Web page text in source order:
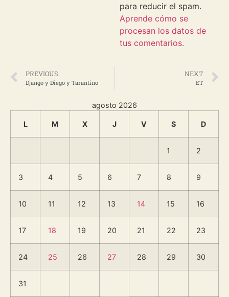
para reducir el spam.
Aprende cómo se
procesan los datos de
tus comentarios.
PREVIOUS
Django y Diego y Tarantino
NEXT
ET
agosto 2026
L M X J V S D
1 2
3 4 5 6 7 8 9
10 11 12 13 14 15 16
17 18 19 20 21 22 23
24 25 26 27 28 29 30
31